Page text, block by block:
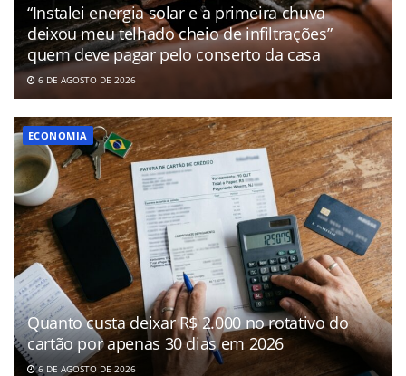
“Instalei energia solar e a primeira chuva
deixou meu telhado cheio de infiltrações”
quem deve pagar pelo conserto da casa
6 DE AGOSTO DE 2026
ECONOMIA
Quanto custa deixar R$ 2.000 no rotativo do
cartão por apenas 30 dias em 2026
6 DE AGOSTO DE 2026